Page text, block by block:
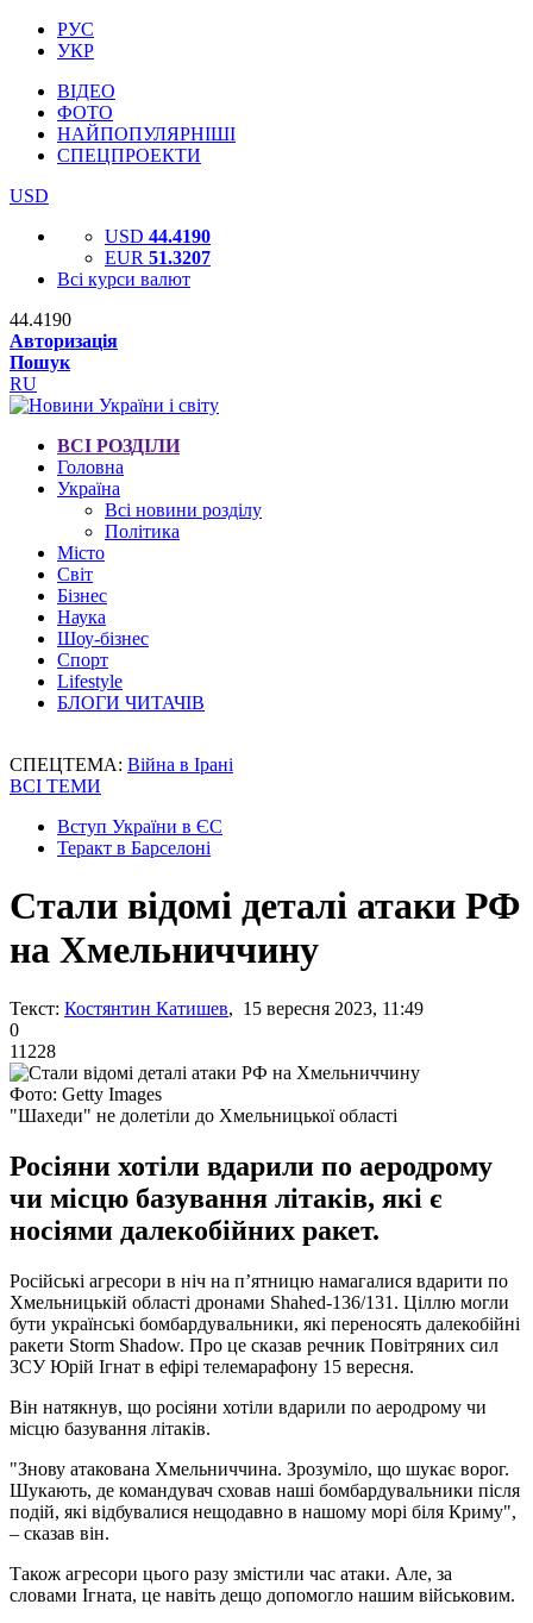
РУС
УКР
ВІДЕО
ФОТО
НАЙПОПУЛЯРНІШІ
СПЕЦПРОЕКТИ
USD
USD 44.4190
EUR 51.3207
Всі курси валют
44.4190
Авторизація
Пошук
RU
ВСІ РОЗДІЛИ
Головна
Україна
Всі новини розділу
Політика
Місто
Світ
Бізнес
Наука
Шоу-бізнес
Спорт
Lifestyle
БЛОГИ ЧИТАЧІВ
СПЕЦТЕМА: Війна в Ірані
ВСІ ТЕМИ
Вступ України в ЄС
Теракт в Барселоні
Стали відомі деталі атаки РФ
на Хмельниччину
Текст: Костянтин Катишев, 15 вересня 2023, 11:49
0
11228
Фото: Getty Images
"Шахеди" не долетіли до Хмельницької області
Росіяни хотіли вдарили по аеродрому
чи місцю базування літаків, які є
носіями далекобійних ракет.
Російські агресори в ніч на п’ятницю намагалися вдарити по
Хмельницькій області дронами Shahed-136/131. Ціллю могли
бути українські бомбардувальники, які переносять далекобійні
ракети Storm Shadow. Про це сказав речник Повітряних сил
ЗСУ Юрій Ігнат в ефірі телемарафону 15 вересня.
Він натякнув, що росіяни хотіли вдарили по аеродрому чи
місцю базування літаків.
"Знову атакована Хмельниччина. Зрозуміло, що шукає ворог.
Шукають, де командувач сховав наші бомбардувальники після
подій, які відбувалися нещодавно в нашому морі біля Криму",
– сказав він.
Також агресори цього разу змістили час атаки. Але, за
словами Ігната, це навіть дещо допомогло нашим військовим.